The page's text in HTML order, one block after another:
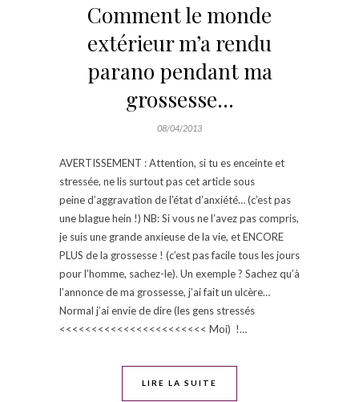
Comment le monde
extérieur m’a rendu
parano pendant ma
grossesse…
08/04/2013
AVERTISSEMENT : Attention, si tu es enceinte et
stressée, ne lis surtout pas cet article sous
peine d’aggravation de l’état d’anxiété… (c’est pas
une blague hein !) NB: Si vous ne l’avez pas compris,
je suis une grande anxieuse de la vie, et ENCORE
PLUS de la grossesse ! (c’est pas facile tous les jours
pour l’homme, sachez-le). Un exemple ? Sachez qu’à
l’annonce de ma grossesse, j’ai fait un ulcère…
Normal j’ai envie de dire (les gens stressés
<<<<<<<<<<<<<<<<<<<<<<< Moi) !…
LIRE LA SUITE